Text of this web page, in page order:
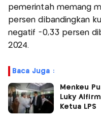
pemerintah memang
persen dibandingkan
negatif -0,33 persen
2024.
Baca Juga :
Menkeu
Luky
Ketua LPS